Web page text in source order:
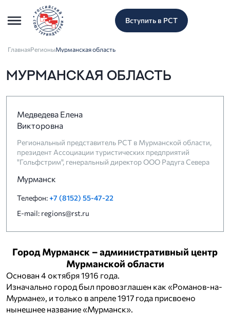
Вступить в РСТ
ГлавнаяРегионыМурманская область
МУРМАНСКАЯ ОБЛАСТЬ
Медведева Елена
Викторовна
Региональный представитель РСТ в Мурманской области,
президент Ассоциации туристических предприятий
"Гольфстрим", генеральный директор ООО Радуга Севера
Мурманск
Телефон:+7 (8152) 55-47-22
E-mail: regions@rst.ru
Город Мурманск – административный центр
Мурманской области
Основан 4 октября 1916 года.
Изначально город был провозглашен как «Романов-на-
Мурмане», и только в апреле 1917 года присвоено
нынешнее название «Мурманск».